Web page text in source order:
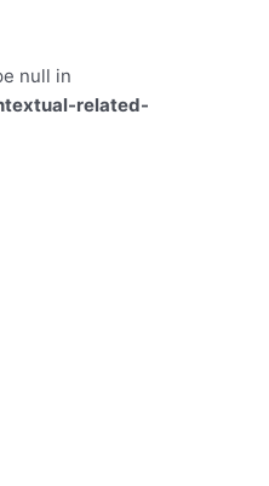
null in
related-